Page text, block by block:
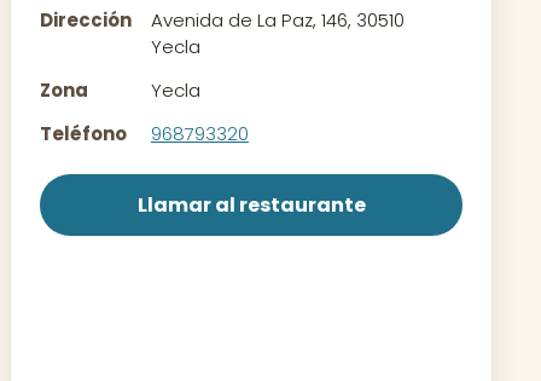
Contacto
Dirección
Avenida de La Paz, 146, 30510
Yecla
Zona
Yecla
Teléfono
968793320
Llamar al restaurante